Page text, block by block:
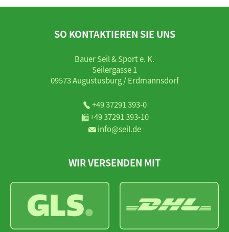
SO KONTAKTIEREN SIE UNS
Bauer Seil & Sport e. K.
Seilergasse 1
09573 Augustusburg / Erdmannsdorf
+49 37291 393-0
+49 37291 393-10
info@seil.de
WIR VERSENDEN MIT